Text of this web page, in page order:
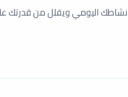
اليومي ويقلل من قدرتك